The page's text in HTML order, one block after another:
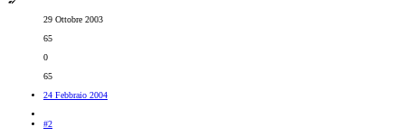
29 Ottobre 2003
65
0
65
24 Febbraio 2004
#2